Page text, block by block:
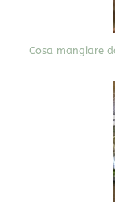
Cosa mangiare